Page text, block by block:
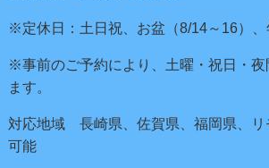
※定休日：土日祝、お盆（8/14～16）
※事前のご予約により、土曜・祝日・夜
ます。
対応地域 長崎県、佐賀県、福岡県、リ
可能